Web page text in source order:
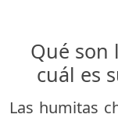
Qué son
cuál es
Las humitas